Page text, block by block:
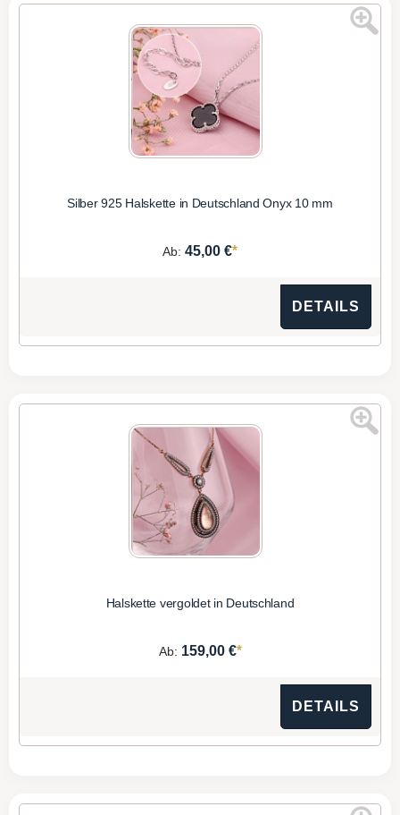
Silber 925 Halskette in Deutschland Onyx 10 mm
Ab: 45,00 €*
DETAILS
Halskette vergoldet in Deutschland
Ab: 159,00 €*
DETAILS